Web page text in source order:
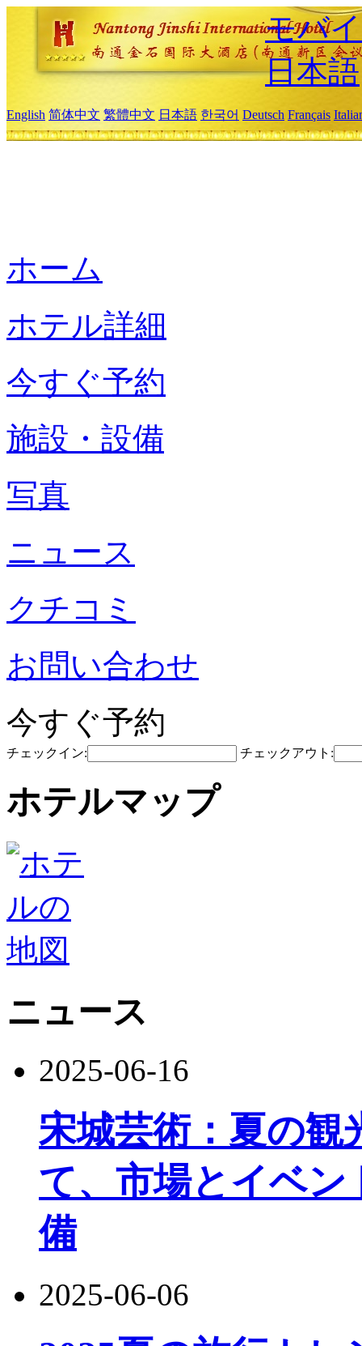
モバ
日本語
English 简体中文 繁體中文 日本語 한국어 Deutsch Français
ホーム
ホテル詳細
今すぐ予約
施設・設備
写真
ニュース
クチコミ
お問い合わせ
今すぐ予約
チェックイン: チェックアウト:
ホテルマップ
ニュース
2025-06-16
宋城芸術：夏の観
て、市場とイベ
備
2025-06-06